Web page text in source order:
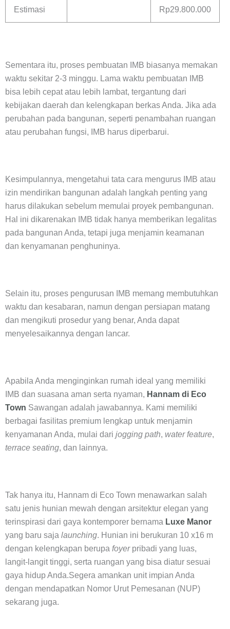
Estimasi
Rp29.800.000
Sementara itu, proses pembuatan IMB biasanya memakan
waktu sekitar 2-3 minggu. Lama waktu pembuatan IMB
bisa lebih cepat atau lebih lambat, tergantung dari
kebijakan daerah dan kelengkapan berkas Anda. Jika ada
perubahan pada bangunan, seperti penambahan ruangan
atau perubahan fungsi, IMB harus diperbarui.
Kesimpulannya, mengetahui tata cara mengurus IMB atau
izin mendirikan bangunan adalah langkah penting yang
harus dilakukan sebelum memulai proyek pembangunan.
Hal ini dikarenakan IMB tidak hanya memberikan legalitas
pada bangunan Anda, tetapi juga menjamin keamanan
dan kenyamanan penghuninya.
Selain itu, proses pengurusan IMB memang membutuhkan
waktu dan kesabaran, namun dengan persiapan matang
dan mengikuti prosedur yang benar, Anda dapat
menyelesaikannya dengan lancar.
Apabila Anda menginginkan rumah ideal yang memiliki
IMB dan suasana aman serta nyaman, Hannam di Eco
Town Sawangan adalah jawabannya. Kami memiliki
berbagai fasilitas premium lengkap untuk menjamin
kenyamanan Anda, mulai dari jogging path, water feature,
terrace seating, dan lainnya.
Tak hanya itu, Hannam di Eco Town menawarkan salah
satu jenis hunian mewah dengan arsitektur elegan yang
terinspirasi dari gaya kontemporer bernama Luxe Manor
yang baru saja launching. Hunian ini berukuran 10 x16 m
dengan kelengkapan berupa foyerpribadi yang luas,
langit-langit tinggi, serta ruangan yang bisa diatur sesuai
gaya hidup Anda.Segera amankan unit impian Anda
dengan mendapatkan Nomor Urut Pemesanan (NUP)
sekarang juga.